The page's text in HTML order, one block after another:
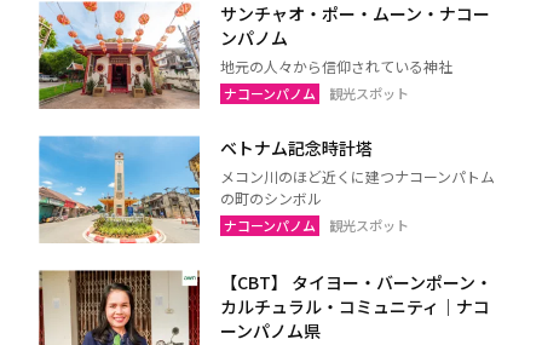
サンチャオ・ポー・ムーン・ナコー
ンパノム
地元の人々から信仰されている神社
ナコーンパノム 観光スポット
ベトナム記念時計塔
メコン川のほど近くに建つナコーンパトム
の町のシンボル
ナコーンパノム 観光スポット
【CBT】 タイヨー・バーンポーン・
カルチュラル・コミュニティ｜ナコ
ーンパノム県